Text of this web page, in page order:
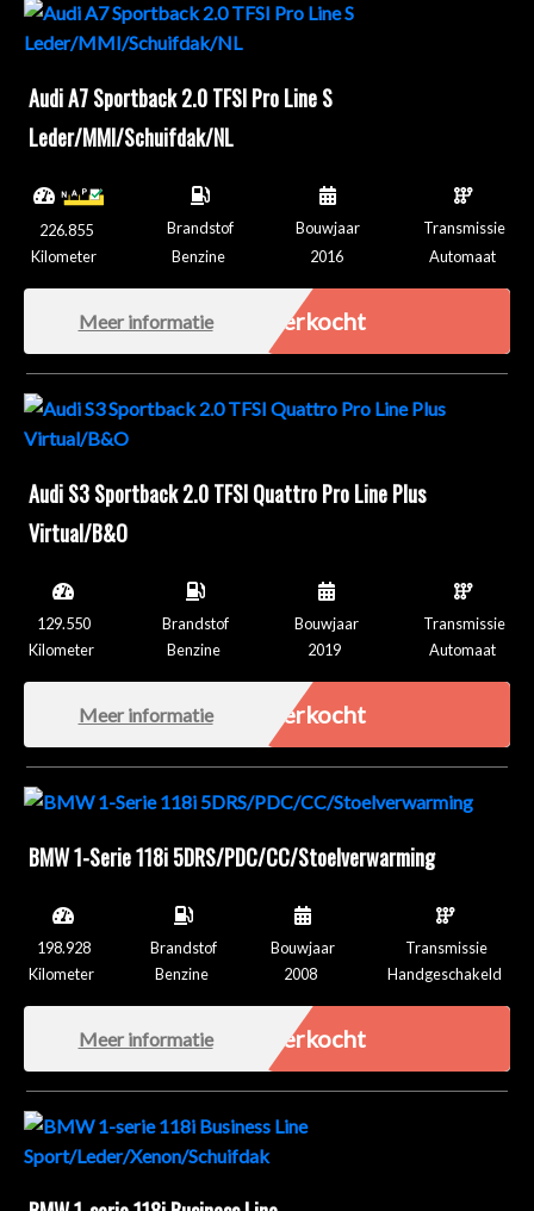
Audi A7 Sportback 2.0 TFSI Pro Line S
Leder/MMI/Schuifdak/NL
226.855
Kilometer
Brandstof
Benzine
Bouwjaar
2016
Transmissie
Automaat
Meer informatie Verkocht
Audi S3 Sportback 2.0 TFSI Quattro Pro Line Plus
Virtual/B&O
129.550
Kilometer
Brandstof
Benzine
Bouwjaar
2019
Transmissie
Automaat
Meer informatie Verkocht
BMW 1-Serie 118i 5DRS/PDC/CC/Stoelverwarming
198.928
Kilometer
Brandstof
Benzine
Bouwjaar
2008
Transmissie
Handgeschakeld
Meer informatie Verkocht